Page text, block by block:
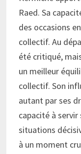
Raed. Sa
des occasions
collectif. Au
été critiqué,
un meilleur
collectif. Son
autant par ses
capacité à
situations
à un moment